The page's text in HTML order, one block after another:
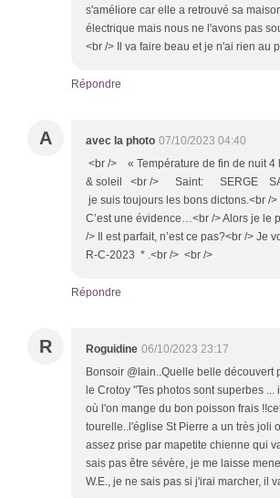
s'améliore car elle a retrouvé sa
électrique mais nous ne l'avons pas
<br /> Il va faire beau et je n'ai rien au
Répondre
A avec la photo 07/10/2023 04:40
<br /> « Température de fin de nuit
& soleil <br /> Saint: SERGE SA **
je suis toujours les bons dictons.<br /
C’est une évidence…<br /> Alors je le
/> Il est parfait, n’est ce pas?<br /> Je
R-C-2023 * .<br /> <br />
Répondre
R Roguidine 06/10/2023 23:17
Bonsoir @lain..Quelle belle découvert
le Crotoy "Tes photos sont superbes
où l'on mange du bon poisson frais
tourelle..l'église St Pierre a un très joli
assez prise par mapetite chienne qui
sais pas être sévère, je me laisse
W.E., je ne sais pas si j'irai marcher, il